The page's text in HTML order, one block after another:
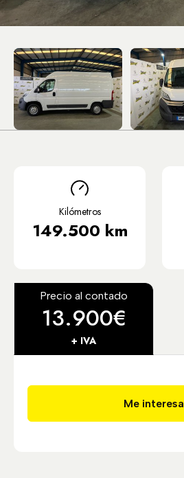
Kilómetros
149.500 km
Precio al contado
13.900€
+ IVA
Me interesa